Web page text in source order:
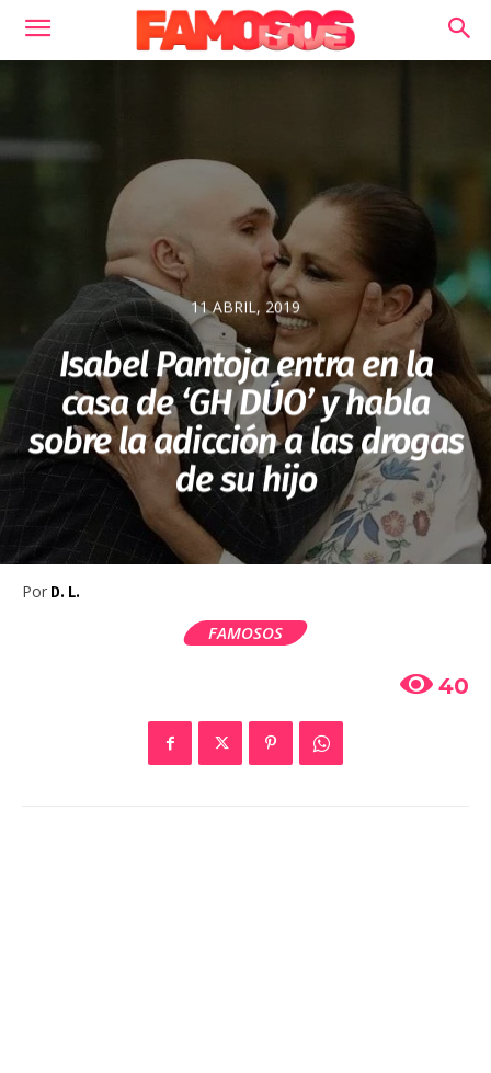
11 ABRIL, 2019
Isabel Pantoja entra en la
casa de ‘GH DÚO’ y habla
sobre la adicción a las drogas
de su hijo
Por D. L.
FAMOSOS
40